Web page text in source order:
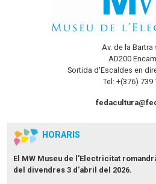
Av. de la Bartra
AD200
Sortida d'Escaldes en
Tel: +(376) 739
HORARIS
El MW Museu de l'Electricitat
del divendres 3 d'abril del 2026.